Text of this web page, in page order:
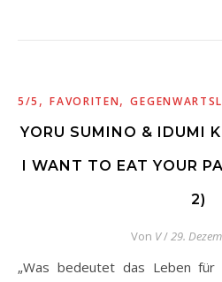
5/5 ,FAVORITEN,
YORU SUMINO & IDUMI
I WANT TO EAT YOUR
2)
Von V/29.
„Was bedeutet das Leben für dich?“ Die Oberschülerin